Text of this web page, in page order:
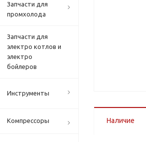
Наличие
Запчасти для
промхолода
Запчасти для
электро котлов и
электро
бойлеров
Инструменты
Компрессоры